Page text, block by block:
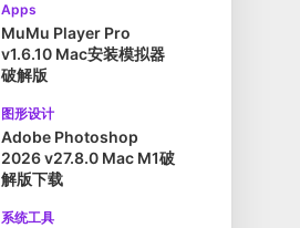
Apps
MuMu Player Pro
v1.6.10 Mac安装模拟器
破解版
图形设计
Adobe Photoshop
2026 v27.8.0 Mac M1破
解版下载
系统工具